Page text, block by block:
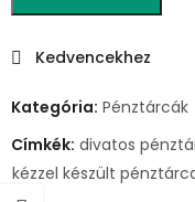
Kedvencekhez
Kategória: Pénztárcák
Címkék: divatos
kézzel készült